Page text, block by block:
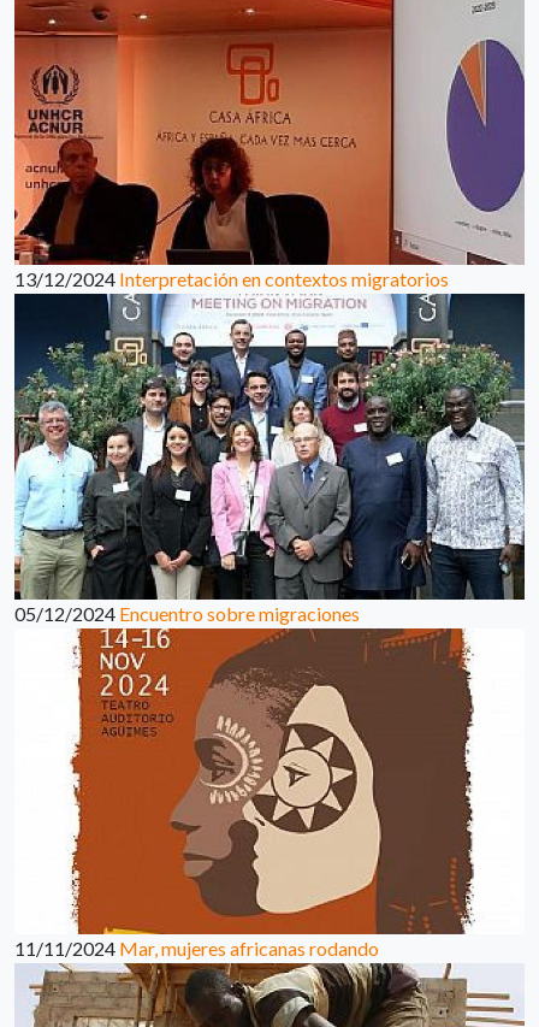
13/12/2024 Interpretación en contextos migratorios
05/12/2024 Encuentro sobre migraciones
11/11/2024 Mar, mujeres africanas rodando